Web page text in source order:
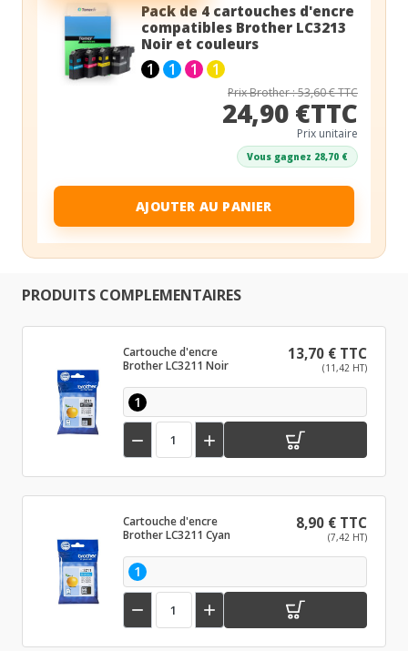
Pack de 4 cartouches d'encre
compatibles Brother LC3213
Noir et couleurs
1 1 1 1
Prix Brother : 53,60 € TTC
24,90 €TTC
Prix unitaire
Vous gagnez 28,70 €
AJOUTER AU PANIER
PRODUITS COMPLEMENTAIRES
Cartouche d'encre
Brother LC3211 Noir
13,70 € TTC
(11,42 HT)
1
 
Cartouche d'encre
Brother LC3211 Cyan
8,90 € TTC
(7,42 HT)
1
 